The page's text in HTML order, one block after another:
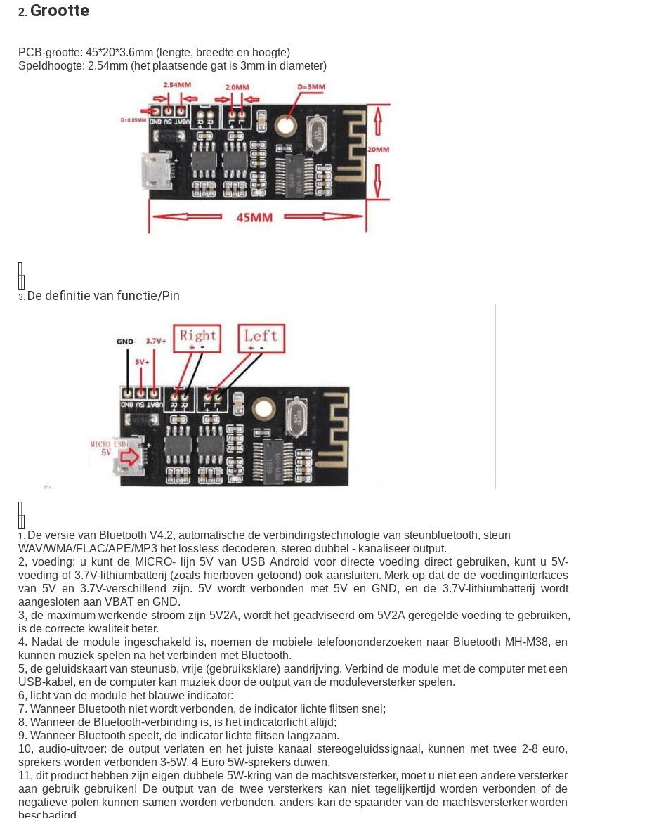
2. Grootte
PCB-grootte: 45*20*3.6mm (lengte, breedte en hoogte)
Speldhoogte: 2.54mm (het plaatsende gat is 3mm in diameter)
3. De definitie van functie/Pin
1. De versie van Bluetooth V4.2, automatische de verbindingstechnologie van steunbluetooth, steun
WAV/WMA/FLAC/APE/MP3 het lossless decoderen, stereo dubbel - kanaliseer output.
2, voeding: u kunt de MICRO- lijn 5V van USB Android voor directe voeding direct gebruiken, kunt u 5V-
voeding of 3.7V-lithiumbatterij (zoals hierboven getoond) ook aansluiten. Merk op dat de de voedinginterfaces
van 5V en 3.7V-verschillend zijn. 5V wordt verbonden met 5V en GND, en de 3.7V-lithiumbatterij wordt
aangesloten aan VBAT en GND.
3, de maximum werkende stroom zijn 5V2A, wordt het geadviseerd om 5V2A geregelde voeding te gebruiken,
is de correcte kwaliteit beter.
4. Nadat de module ingeschakeld is, noemen de mobiele telefoononderzoeken naar Bluetooth MH-M38, en
kunnen muziek spelen na het verbinden met Bluetooth.
5, de geluidskaart van steunusb, vrije (gebruiksklare) aandrijving. Verbind de module met de computer met een
USB-kabel, en de computer kan muziek door de output van de moduleversterker spelen.
6, licht van de module het blauwe indicator:
7. Wanneer Bluetooth niet wordt verbonden, de indicator lichte flitsen snel;
8. Wanneer de Bluetooth-verbinding is, is het indicatorlicht altijd;
9. Wanneer Bluetooth speelt, de indicator lichte flitsen langzaam.
10, audio-uitvoer: de output verlaten en het juiste kanaal stereogeluidssignaal, kunnen met twee 2-8 euro,
sprekers worden verbonden 3-5W, 4 Euro 5W-sprekers duwen.
11, dit product hebben zijn eigen dubbele 5W-kring van de machtsversterker, moet u niet een andere versterker
aan gebruik gebruiken! De output van de twee versterkers kan niet tegelijkertijd worden verbonden of de
negatieve polen kunnen samen worden verbonden, anders kan de spaander van de machtsversterker worden